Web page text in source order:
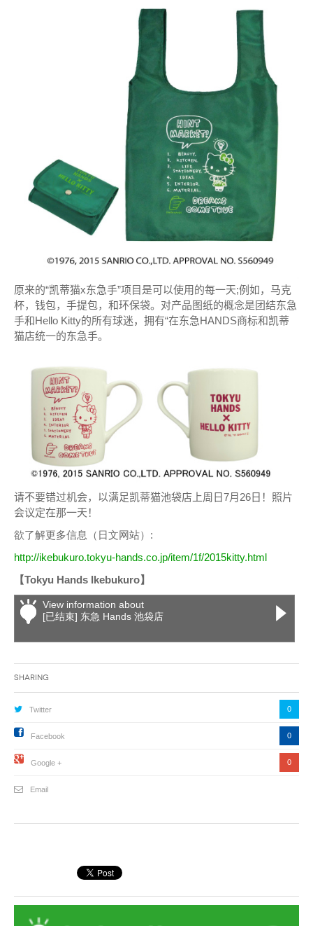
原来的“凯蒂猫x东急手”项目是可以使用的每一天;例如，马克
杯，钱包，手提包，和环保袋。 对产品图纸的概念是团结东急
手和Hello Kitty的所有球迷，拥有“在东急HANDS商标和凯蒂
猫店统一的东急手。
请不要错过机会，以满足凯蒂猫池袋店上周日7月26日！ 照片
会议定在那一天！
欲了解更多信息（日文网站）:
http://ikebukuro.tokyu-hands.co.jp/item/1f/2015kitty.html
【Tokyu Hands Ikebukuro】
View information about
[已结束] 东急 Hands 池袋店
Sharing
Twitter 0
Facebook 0
Google + 0
Email